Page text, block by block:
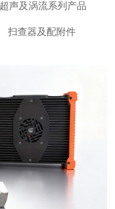
声及涡流系列产品
扫查器及配附件